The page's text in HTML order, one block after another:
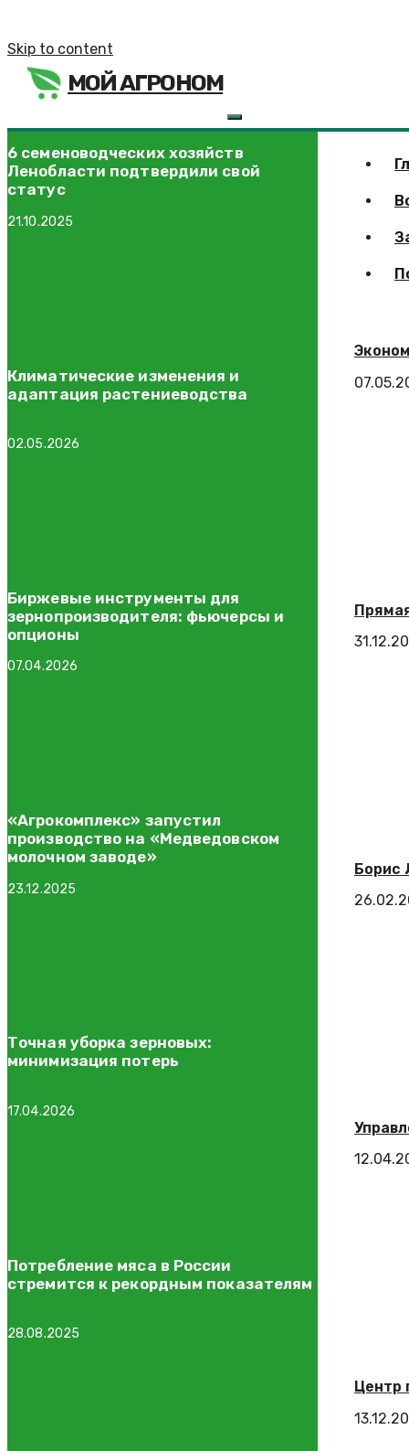
Skip to content
МОЙ АГРОНОМ
Борис
Центр
6 семеноводческих хозяйств
Ленобласти подтвердили свой
статус
21.10.2025
Климатические изменения и
адаптация растениеводства
02.05.2026
Биржевые инструменты для
зернопроизводителя: фьючерсы и
опционы
07.04.2026
«Агрокомплекс» запустил
производство на «Медведовском
молочном заводе»
23.12.2025
Точная уборка зерновых:
минимизация потерь
17.04.2026
Потребление мяса в России
стремится к рекордным показателям
28.08.2025